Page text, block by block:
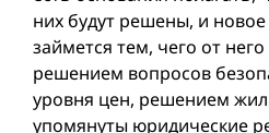
них будут решены, и
займется тем, чего от
решением вопросов
уровня цен, решением
упомянуты юридические